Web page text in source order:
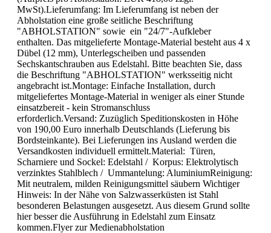
MwSt).Lieferumfang: Im Lieferumfang ist neben der
Abholstation eine große seitliche Beschriftung
"ABHOLSTATION" sowie ein "24/7"-Aufkleber
enthalten. Das mitgelieferte Montage-Material besteht aus 4 x
Dübel (12 mm), Unterlegscheiben und passenden
Sechskantschrauben aus Edelstahl. Bitte beachten Sie, dass
die Beschriftung "ABHOLSTATION" werksseitig nicht
angebracht ist.Montage: Einfache Installation, durch
mitgeliefertes Montage-Material in weniger als einer Stunde
einsatzbereit - kein Stromanschluss
erforderlich.Versand: Zuzüglich Speditionskosten in Höhe
von 190,00 Euro innerhalb Deutschlands (Lieferung bis
Bordsteinkante). Bei Lieferungen ins Ausland werden die
Versandkosten individuell ermittelt.Material: Türen,
Scharniere und Sockel: Edelstahl / Korpus: Elektrolytisch
verzinktes Stahlblech / Ummantelung: AluminiumReinigung:
Mit neutralem, milden Reinigungsmittel säubern Wichtiger
Hinweis: In der Nähe von Salzwasserküsten ist Stahl
besonderen Belastungen ausgesetzt. Aus diesem Grund sollte
hier besser die Ausführung in Edelstahl zum Einsatz
kommen.Flyer zur Medienabholstation